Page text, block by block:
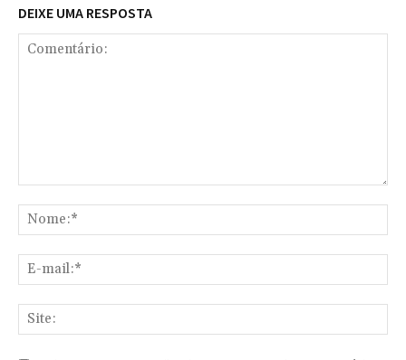
DEIXE UMA RESPOSTA